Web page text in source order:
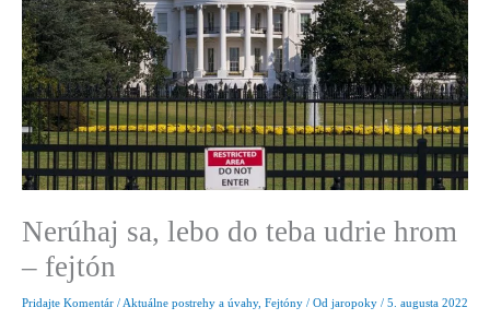
Nerúhaj sa, lebo do teba udrie hrom
– fejtón
Pridajte Komentár / Aktuálne postrehy a úvahy, Fejtóny / Od jaropoky / 5. augusta 2022